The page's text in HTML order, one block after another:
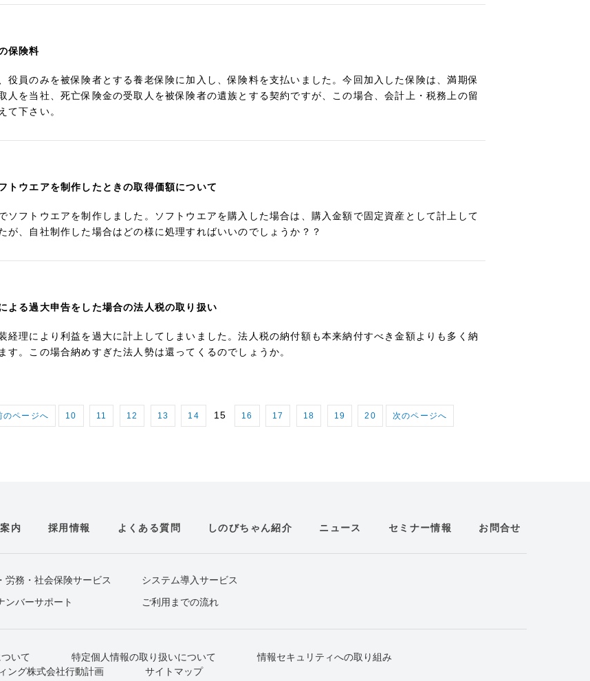
保険料
役員のみを被保険者とする養老保険に加入し、保険料を支払いました。今回加入した保険は、満期保
人を当社、死亡保険金の受取人を被保険者の遺族とする契約ですが、この場合、会計上・税務上の留
て下さい。
トウエアを制作したときの取得価額について
ソフトウエアを制作しました。ソフトウエアを購入した場合は、購入金額で固定資産として計上して
が、自社制作した場合はどの様に処理すればいいのでしょうか？？
よる過大申告をした場合の法人税の取り扱い
経理により利益を過大に計上してしまいました。法人税の納付額も本来納付すべき金額よりも多く納
す。この場合納めすぎた法人勢は還ってくるのでしょうか。
のページへ 10 11 12 13 14 15 16 17 18 19 20 次のページへ
内 採用情報 よくある質問 しのびちゃん紹介 ニュース セミナー情報 お問合せ
労務・社会保険サービス
システム導入サービス
ンバーサポート ご利用までの流れ
いて 特定個人情報の取り扱いについて
情報セキュリティへの取り組み
ング株式会社行動計画 サイトマップ